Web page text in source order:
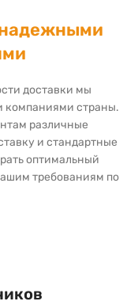
надежными
доставки мы
компаниями страны.
различные
и стандартные
оптимальный
требованиям по